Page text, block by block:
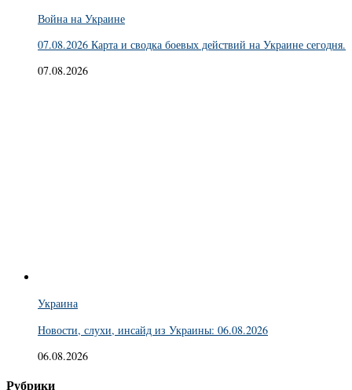
Война на Украине
07.08.2026 Карта и сводка боевых действий на Украине сегодня.
07.08.2026
Украина
Новости, слухи, инсайд из Украины: 06.08.2026
06.08.2026
Рубрики